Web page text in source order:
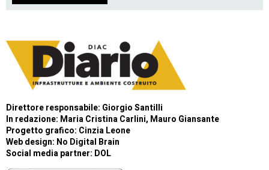
Direttore responsabile: Giorgio Santilli
In redazione: Maria Cristina Carlini, Mauro Giansante
Progetto grafico: Cinzia Leone
Web design: No Digital Brain
Social media partner: DOL